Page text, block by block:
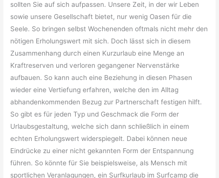
sollten Sie auf sich aufpassen. Unsere Zeit, in der wir Leben
sowie unsere Gesellschaft bietet, nur wenig Oasen für die
Seele. So bringen selbst Wochenenden oftmals nicht mehr den
nötigen Erholungswert mit sich. Doch lässt sich in diesem
Zusammenhang durch einen Kurzurlaub eine Menge an
Kraftreserven und verloren gegangener Nervenstärke
aufbauen. So kann auch eine Beziehung in diesen Phasen
wieder eine Vertiefung erfahren, welche den im Alltag
abhandenkommenden Bezug zur Partnerschaft festigen hilft.
So gibt es für jeden Typ und Geschmack die Form der
Urlaubsgestaltung, welche sich dann schließlich in einem
echten Erholungswert widerspiegelt. Dabei können neue
Eindrücke zu einer nicht gekannten Form der Entspannung
führen. So könnte für Sie beispielsweise, als Mensch mit
sportlichen Veranlagungen, ein Surfkurlaub im Surfcamp die